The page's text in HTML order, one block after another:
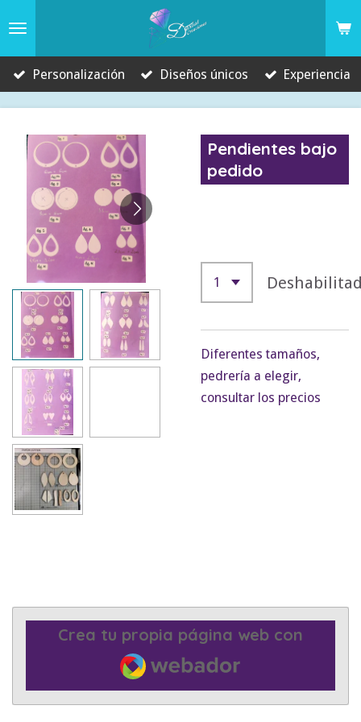
contenido
principal
Personalización Diseños únicos Experiencia
Pendientes bajo
pedido
Diferentes tamaños,
pedrería a elegir,
consultar los precios
Crea tu propia página web con
Webador